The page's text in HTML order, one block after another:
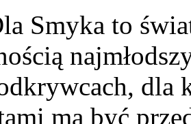
Smyka to
dla
ma być